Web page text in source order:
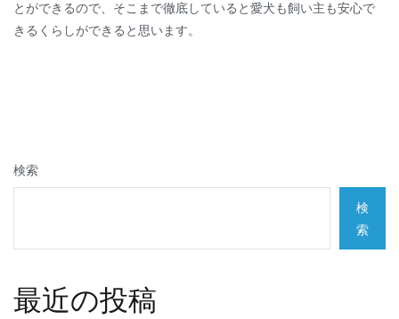
とができるので、そこまで徹底していると愛犬も飼い主も安心で
きるくらしができると思います。
検索
検
索
最近の投稿